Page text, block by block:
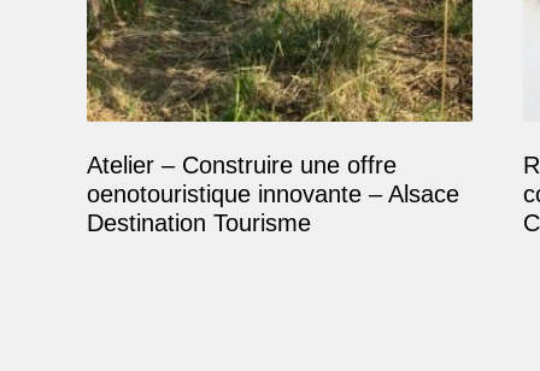
Atelier – Construire une offre
oenotouristique innovante – Alsace
Destination Tourisme